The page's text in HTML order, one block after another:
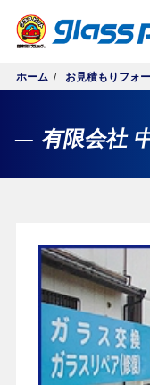
ホーム
グラスピットとは
店舗検索
サービスメニュー
安心サポート
よくあるご質問
ホーム お見積もりフォ
有限会社